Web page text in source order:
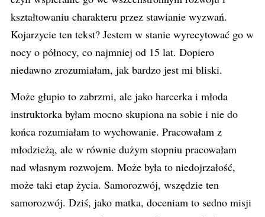
kształtowaniu charakteru przez stawianie wyzwań.
Kojarzycie ten tekst? Jestem w stanie wyrecytować go w
nocy o północy, co najmniej od 15 lat. Dopiero
niedawno zrozumiałam, jak bardzo jest mi bliski.
Może głupio to zabrzmi, ale jako harcerka i młoda
instruktorka byłam mocno skupiona na sobie i nie do
końca rozumiałam to wychowanie. Pracowałam z
młodzieżą, ale w równie dużym stopniu pracowałam
nad własnym rozwojem. Może była to niedojrzałość,
może taki etap życia. Samorozwój, wszędzie ten
samorozwój. Dziś, jako matka, doceniam to sedno misji